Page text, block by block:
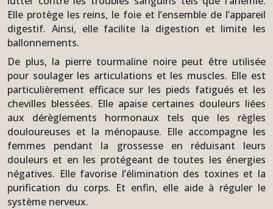
Elle protège les reins, le foie et l’ensemble de l’appareil
digestif. Ainsi, elle facilite la digestion et limite les
ballonnements.
De plus, la pierre tourmaline noire peut être utilisée
pour soulager les articulations et les muscles. Elle est
particulièrement efficace sur les pieds fatigués et les
chevilles blessées. Elle apaise certaines douleurs liées
aux dérèglements hormonaux tels que les règles
douloureuses et la ménopause. Elle accompagne les
femmes pendant la grossesse en réduisant leurs
douleurs et en les protégeant de toutes les énergies
négatives. Elle favorise l’élimination des toxines et la
purification du corps. Et enfin, elle aide à réguler le
système nerveux.